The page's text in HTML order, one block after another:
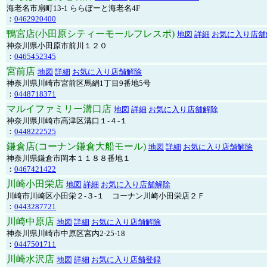
海老名市扇町13-1 ららぽーと海老名4F
： 0462920400
鴨宮店(小田原シティーモールフレスポ) 地図 詳細 お気に入り店
神奈川県小田原市前川１２０
： 0465452345
宮前店 地図 詳細 お気に入り店舗解除
神奈川県川崎市宮前区馬絹1丁目9番地5号
： 0448718371
マルイファミリー溝口店 地図 詳細 お気に入り店舗解除
神奈川県川崎市高津区溝口１-４-１
： 0448222525
鎌倉店(コーナン鎌倉大船モール) 地図 詳細 お気に入り店舗解除
神奈川県鎌倉市岡本１１８８番地１
： 0467421422
川崎小田栄店 地図 詳細 お気に入り店舗解除
川崎市川崎区小田栄２‐３‐１ コーナン川崎小田栄店２Ｆ
： 0443287721
川崎中原店 地図 詳細 お気に入り店舗解除
神奈川県川崎市中原区宮内2-25-18
： 0447501711
川崎水沢店 地図 詳細 お気に入り店舗登録